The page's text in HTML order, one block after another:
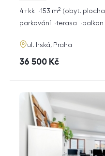
rozměry
4+kk obyt. plocha
153 m2
funkce
parkování terasa balkon
adresa
ul. Irská, Praha
cena
36 500 Kč